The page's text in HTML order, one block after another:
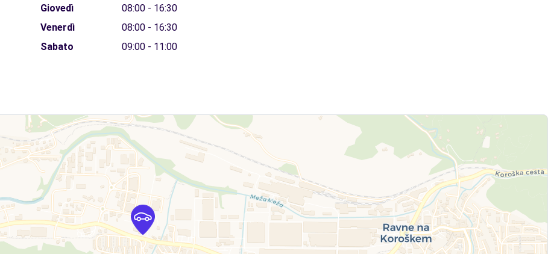
Giovedì
08:00 - 16:30
Venerdì
08:00 - 16:30
Sabato
09:00 - 11:00